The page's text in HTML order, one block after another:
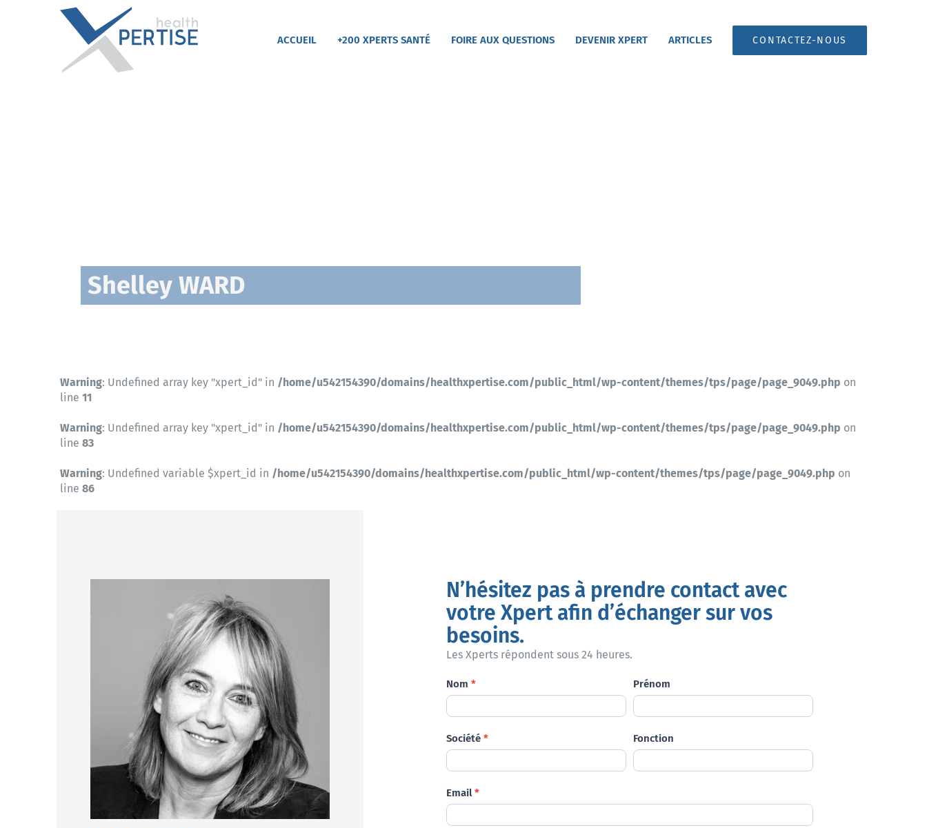
ACCUEIL +200 XPERTS SANTÉ FOIRE AUX QUESTIONS DEVENIR XPERT ARTICLES CONTACTEZ-NOUS
Shelley WARD
Warning: Undefined array key "xpert_id" in /home/u542154390/domains/healthxpertise.com/public_html/wp-content/themes/tps/page/page_9049.php on
line 11
Warning: Undefined array key "xpert_id" in /home/u542154390/domains/healthxpertise.com/public_html/wp-content/themes/tps/page/page_9049.php on
line 83
Warning: Undefined variable $xpert_id in /home/u542154390/domains/healthxpertise.com/public_html/wp-content/themes/tps/page/page_9049.php on
line 86
N’hésitez pas à prendre contact avec
votre Xpert afin d’échanger sur vos
besoins.
Les Xperts répondent sous 24 heures.
Demande
Nom * Prénom
Société * Fonction
Email*